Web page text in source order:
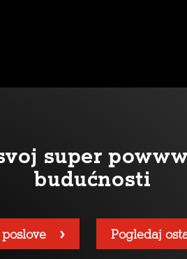
super
budućnosti
Pogledaj